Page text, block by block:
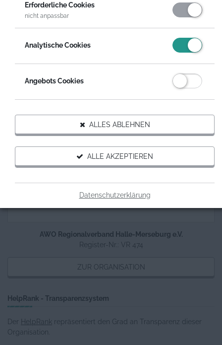
AWO Regionalverband Halle-Merseburg e.V.
Register-Nr.: VR 474
ZUR ORGANISATION
HelpRank - Transparenzsystem
Der HelpRank repräsentiert den Grad an Transparenz dieser
Organisation.
Erforderliche Cookies
nicht anpassbar
Analytische Cookies
Angebots Cookies
ALLES ABLEHNEN
ALLE AKZEPTIEREN
Datenschutzerklärung